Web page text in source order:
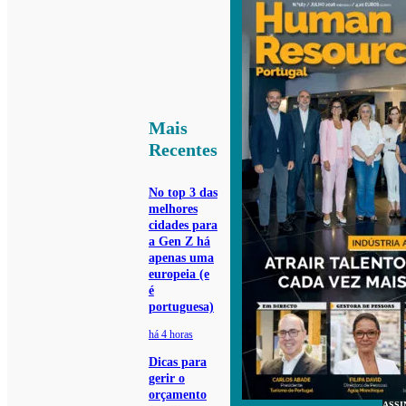
Mais
Recentes
No top 3 das
melhores
cidades para
a Gen Z há
apenas uma
europeia (e
é
portuguesa)
há 4 horas
Dicas para
gerir o
orçamento